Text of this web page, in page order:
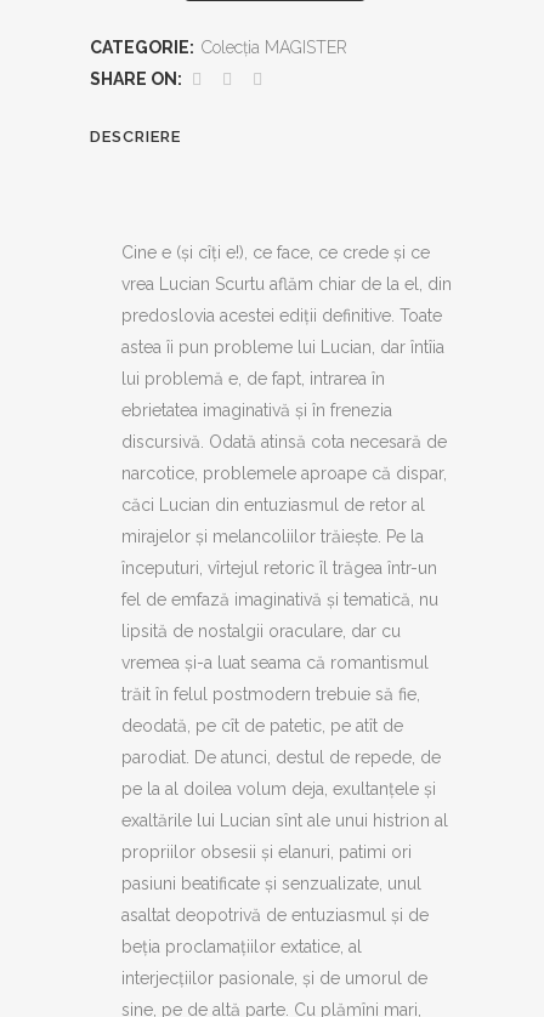
CATEGORIE: Colecția MAGISTER
SHARE ON:
DESCRIERE
Cine e (și cîți e!), ce face, ce crede și ce
vrea Lucian Scurtu aflăm chiar de la el, din
predoslovia acestei ediții definitive. Toate
astea îi pun probleme lui Lucian, dar întîia
lui problemă e, de fapt, intrarea în
ebrietatea imaginativă și în frenezia
discursivă. Odată atinsă cota necesară de
narcotice, problemele aproape că dispar,
căci Lucian din entuziasmul de retor al
mirajelor și melancoliilor trăiește. Pe la
începuturi, vîrtejul retoric îl trăgea într-un
fel de emfază imaginativă și tematică, nu
lipsită de nostalgii oraculare, dar cu
vremea și-a luat seama că romantismul
trăit în felul postmodern trebuie să fie,
deodată, pe cît de patetic, pe atît de
parodiat. De atunci, destul de repede, de
pe la al doilea volum deja, exultanțele și
exaltările lui Lucian sînt ale unui histrion al
propriilor obsesii și elanuri, patimi ori
pasiuni beatificate și senzualizate, unul
asaltat deopotrivă de entuziasmul și de
beția proclamațiilor extatice, al
interjecțiilor pasionale, și de umorul de
sine, pe de altă parte. Cu plămîni mari,